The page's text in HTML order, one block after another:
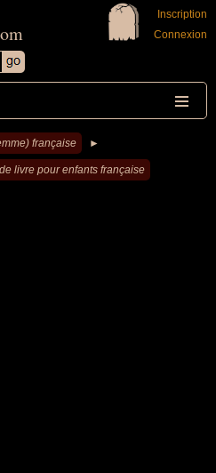
Inscription
Connexion
française ►
livre pour enfants française